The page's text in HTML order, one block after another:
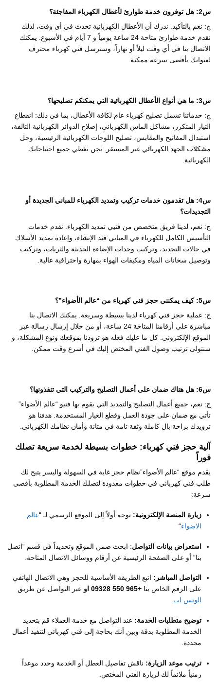
س2: هل توفرون خدمة طوارئ لأعطال الكهرباء المفاجئة؟
ج: نعم بالتأكيد. ندرك أن الأعطال الكهربائية تحدث في أي وقت، لذلك
نقدم خدمة طوارئ متاحة 24 ساعة يومياً و 7 أيام في الأسبوع. يمكنك
الاتصال بنا في أي وقت ليلاً أو نهاراً، وسنرسل فني كهرباء محترف
لعنوانك بأقصى سرعة ممكنة.
س3: ما هي أنواع الأعطال الكهربائية التي يمكنكم تصليحها؟
ج: خدماتنا تشمل تصليح كهرباء عام لكافة الأعطال، بما في ذلك: انقطاع
التيار المتكرر، مشاكل الماس الكهربائي، إصلاح الدوائر الكهربائية التالفة،
استبدال المفاتيح والمقابس، تصليح اللوحات الكهربائية الرئيسية، وحل
مشكلات الجهد الكهربائي غير المستقر. نحن نغطي جميع احتياجاتك
الكهربائية.
س4: هل تقدمون خدمات تركيب وتمديد الكهرباء للمباني الجديدة أو
التجديدات؟
ج: نعم، لدينا فريق متخصص من فنيي تمديد الكهرباء. نقدم خدمات
التأسيس الكامل للكهرباء في المباني قيد الإنشاء، وإعادة تمديد الأسلاك
في حالات التجديد، وتركيب وحدات الإضاءة الحديثة والثريات، وتركيب
وتوصيل سخانات المياه ومكيفات الهواء بمهارة واحترافية عالية.
س5: كيف يمكنني حجز فني كهرباء من “عالم الأضواء”؟
ج: عملية حجز فني كهرباء لدينا بسيطة وسريعة. يمكنك الاتصال بنا
مباشرة على أرقامنا المتاحة 24 ساعة، أو من خلال إرسال رسالة عبر
الموقع الإلكتروني. كل ما عليك فعله هو تزودنا بموقعك ونوع المشكلة، و
سنتولى ترتيب وصول الفني المختص إليك في أسرع وقت ممكن.
س6: هل هناك ضمان على أعمال التصليح والتركيب التي تنفذونها؟
ج: نعم، جميع أعمال التصليح والتمديد التي يقوم بها فنيو “عالم الأضواء”
تأتي مع ضمان على جودة العمل وقطع الغيار المستخدمة. هدفنا هو
تزويدك براحة بال كاملة وثقة تامة في متانة وأمان نظامك الكهربائي.
آلية حجز فني كهرباء: خطوات بسيطة لخدمة سريعة تصلك
فوراً
يقدم موقع “عالم الأضواء”نظام حجز غاية في السهولة واليسر يتيح لك
طلب فني كهربائي في خطوات معدودة لتصلك الخدمة المطلوبة بأقصى
سرعة:
​زيارة المنصة الإلكترونية: توجه أولاً إلى الموقع الرسمي لـ “عالم
الاضواء“
​استعراض بيانات التواصل: ابحث ضمن الموقع وتحديداً في قسم “اتصل
بنا” أو على الصفحة الرئيسية عن أرقام ووسائل الاتصال المتاحة.
​التواصل المباشر: اتبع الطريقة الأساسية للحجز وهي الاتصال الهاتفي
على الرقم الخاص بنا +965 550 09328 او
عبر التواصل عن طريق
الوتس اب
​توضيح متطلبات الخدمة: عند التواصل مع خدمة العملاء قم بتحديد
الخدمة المطلوبة بدقة وبين أنك بحاجة إلى فني كهربائي لتنفيذ أعمال
محددة.
​ترتيب موعد الزيارة: ناقش تفاصيل العطل أو الخدمة وحدد موعداً
زمنياً ملائماً لك لزيارة الفني المختص.